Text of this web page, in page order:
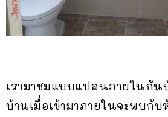
เรามาชมแบบแปลนภายในกัน
บ้านเมื่อเข้ามาภายในจะพบกั